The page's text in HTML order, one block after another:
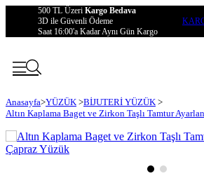
500 TL Üzeri Kargo Bedava
3D ile Güvenli Ödeme
Saat 16:00'a Kadar Aynı Gün Kargo
Anasayfa>YÜZÜK >BİJUTERİ YÜZÜK >
Altın Kaplama Baget ve Zirkon Taşlı Tamtur